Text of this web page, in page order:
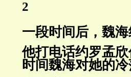
2
一段时间后，魏
他打电话约罗孟
时间魏海对她的